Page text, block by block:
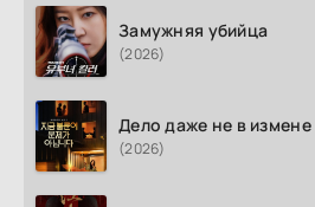
Замужняя убийца
(2026)
Дело даже не в измене
(2026)